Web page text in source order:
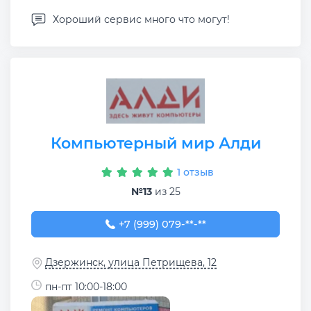
Хороший сервис много что могут!
Компьютерный мир Алди
1 отзыв
№13из 25
+7 (999) 079-57-86
+7 (999) 079-**-**
Дзержинск, улица Петрищева, 12
пн-пт 10:00-18:00